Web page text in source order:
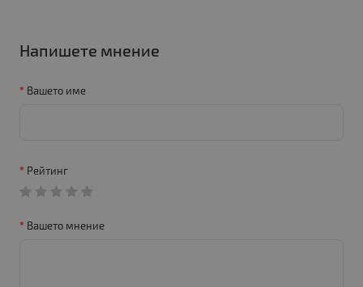
Напишете мнение
Вашето име
Рейтинг
Вашето мнение